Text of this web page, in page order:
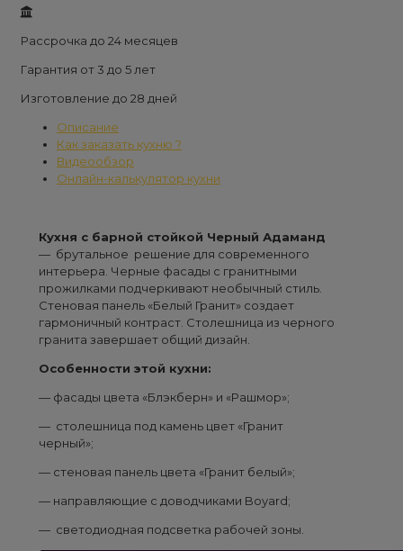
Рассрочка до 24 месяцев
Гарантия от 3 до 5 лет
Изготовление до 28 дней
Описание
Как заказать кухню ?
Видеообзор
Онлайн-калькулятор кухни
Кухня с барной стойкой Черный Адаманд
— брутальное решение для современного
интерьера. Черные фасады с гранитными
прожилками подчеркивают необычный стиль.
Стеновая панель «Белый Гранит» создает
гармоничный контраст. Столешница из черного
гранита завершает общий дизайн.
Особенности этой кухни:
— фасады цвета «Блэкберн» и «Рашмор»;
— столешница под камень цвет «Гранит
черный»;
— стеновая панель цвета «Гранит белый»;
— направляющие с доводчиками Boyard;
— светодиодная подсветка рабочей зоны.